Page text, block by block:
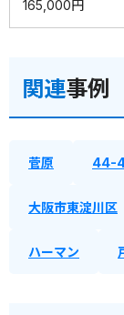
165,000円
関連事例
菅原 44-
大阪市東淀川区
ハーマン